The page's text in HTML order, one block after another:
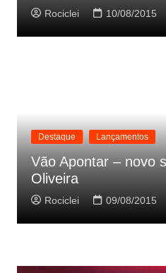
Rociclei 10/08/2015
Destaque Lançamentos
Vão Apontar – novo
Oliveira
Rociclei 09/08/2015